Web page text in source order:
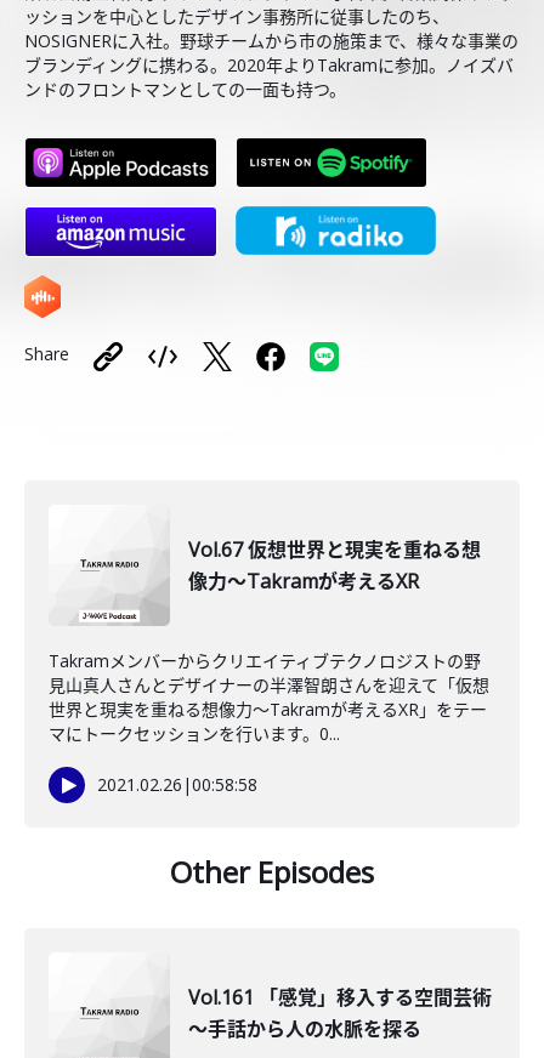
ッションを中心としたデザイン事務所に従事したのち、
NOSIGNERに入社。野球チームから市の施策まで、様々な事業の
ブランディングに携わる。2020年よりTakramに参加。ノイズバ
ンドのフロントマンとしての一面も持つ。
Share
Vol.67 仮想世界と現実を重ねる想
像力～Takramが考えるXR
Takramメンバーからクリエイティブテクノロジストの野
見山真人さんとデザイナーの半澤智朗さんを迎えて「仮想
世界と現実を重ねる想像力～Takramが考えるXR」をテー
マにトークセッションを行います。0...
2021.02.26 |00:58:58
Other Episodes
Vol.161 「感覚」移入する空間芸術
～手話から人の水脈を探る